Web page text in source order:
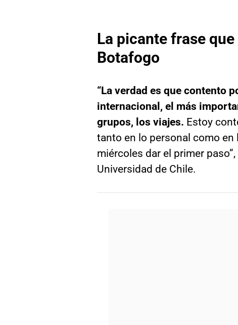
La picante frase
Botafogo
“La verdad es que contento
internacional, el más
grupos, los viajes. Estoy
tanto en lo personal como en
miércoles dar el primer
Universidad de Chile.